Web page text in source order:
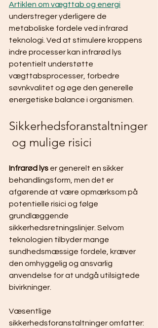
Artiklen om vægttab og energi
understreger yderligere de
metaboliske fordele ved infrarød
teknologi. Ved at stimulere kroppens
indre processer kan infrarød lys
potentielt understøtte
vægttabsprocesser, forbedre
søvnkvalitet og øge den generelle
energetiske balance i organismen.
Sikkerhedsforanstaltninger
og mulige risici
Infrarød lys er generelt en sikker
behandlingsform, men det er
afgørende at være opmærksom på
potentielle risici og følge
grundlæggende
sikkerhedsretningslinjer. Selvom
teknologien tilbyder mange
sundhedsmæssige fordele, kræver
den omhyggelig og ansvarlig
anvendelse for at undgå utilsigtede
bivirkninger.
Væsentlige
sikkerhedsforanstaltninger omfatter: